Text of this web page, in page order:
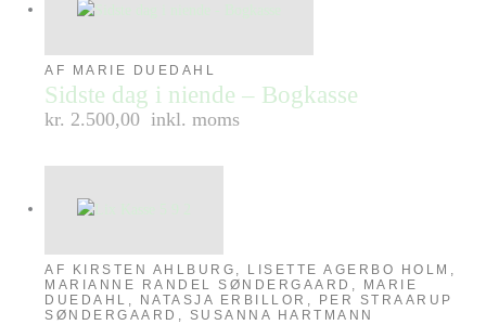
AF MARIE DUEDAHL
Sidste dag i niende – Bogkasse
kr. 2.500,00 inkl. moms
AF KIRSTEN AHLBURG, LISETTE AGERBO HOLM,
MARIANNE RANDEL SØNDERGAARD, MARIE
DUEDAHL, NATASJA ERBILLOR, PER STRAARUP
SØNDERGAARD, SUSANNA HARTMANN